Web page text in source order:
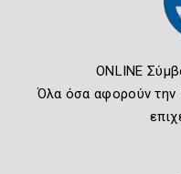
ONLINE
Όλα όσα αφορούν την